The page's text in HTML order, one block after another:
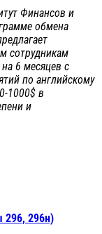
Финансов и
обмена
сотрудникам
на 6 месяцев с
по английскому
1000$ в
и
296, 296н)